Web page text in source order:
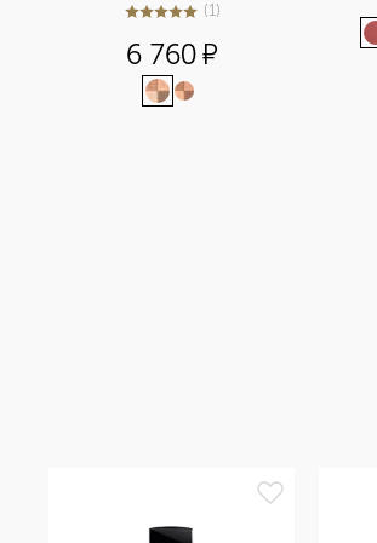
5из 51 (1)
6 760¤